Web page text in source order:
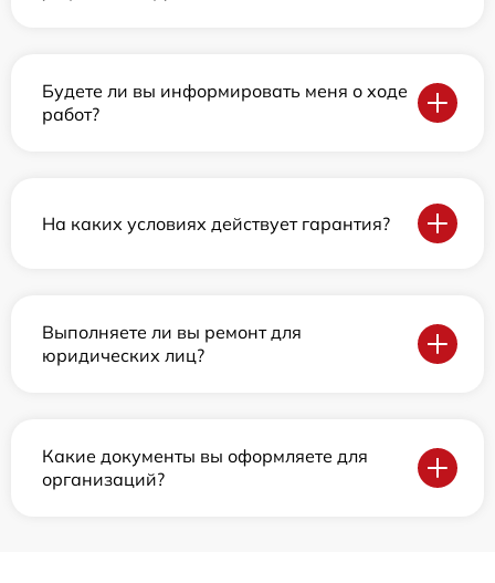
Будете ли вы информировать меня о ходе
работ?
На каких условиях действует гарантия?
Выполняете ли вы ремонт для
юридических лиц?
Какие документы вы оформляете для
организаций?